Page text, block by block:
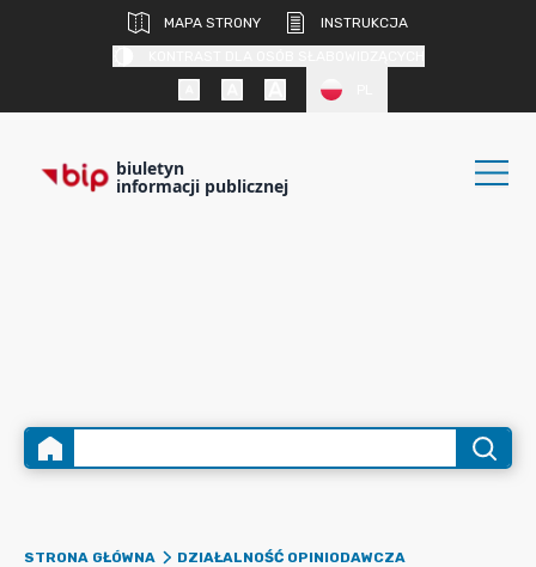
MAPA STRONY
INSTRUKCJA
biuletyn
informacji publicznej
STRONA GŁÓWNA
DZIAŁALNOŚĆ OPINIODAWCZA